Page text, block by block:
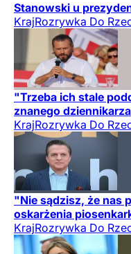
Stanowski u
KrajRozrywka Do
"Trzeba ich stale
znanego dziennikarza
KrajRozrywka Do
"Nie sądzisz, że nas
oskarżenia
KrajRozrywka Do